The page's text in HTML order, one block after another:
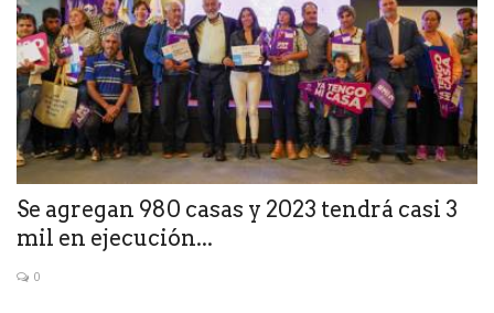
Se agregan 980 casas y 2023 tendrá casi 3
mil en ejecución...
0